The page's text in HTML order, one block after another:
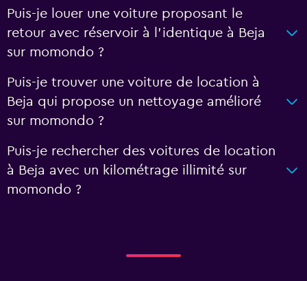
Puis-je louer une voiture proposant le
retour avec réservoir à l’identique à Beja
sur momondo ?
Puis-je trouver une voiture de location à
Beja qui propose un nettoyage amélioré
sur momondo ?
Puis-je rechercher des voitures de location
à Beja avec un kilométrage illimité sur
momondo ?